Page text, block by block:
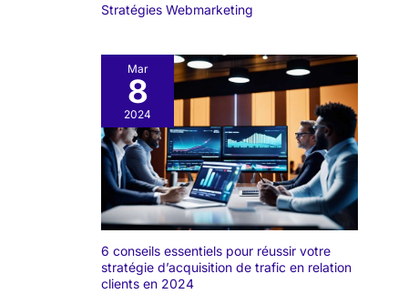
Stratégies Webmarketing
Mar
8
2024
6 conseils essentiels pour réussir votre
stratégie d’acquisition de trafic en relation
clients en 2024